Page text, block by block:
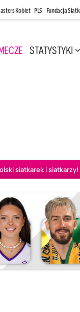
Kobiet PLS Fundacja
STATYSTYKI
siatkarek i siatkarzy!